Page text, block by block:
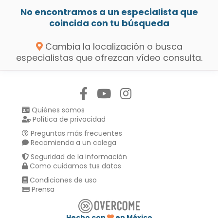
No encontramos a un especialista que
coincida con tu búsqueda
Cambia la localización o busca
especialistas que ofrezcan vídeo consulta.
Quiénes somos
Política de privacidad
Preguntas más frecuentes
Recomienda a un colega
Seguridad de la información
Como cuidamos tus datos
Condiciones de uso
Prensa